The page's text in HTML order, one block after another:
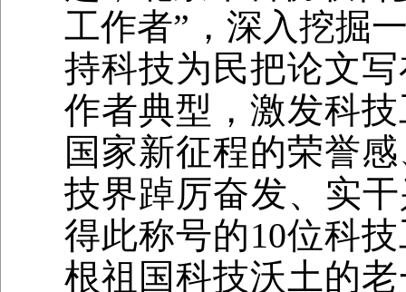
工作者”，深入挖掘
持科技为民把论文
作者典型，激发科
国家新征程的荣誉
技界踔厉奋发、实
得此称号的10位科
根祖国科技沃土的